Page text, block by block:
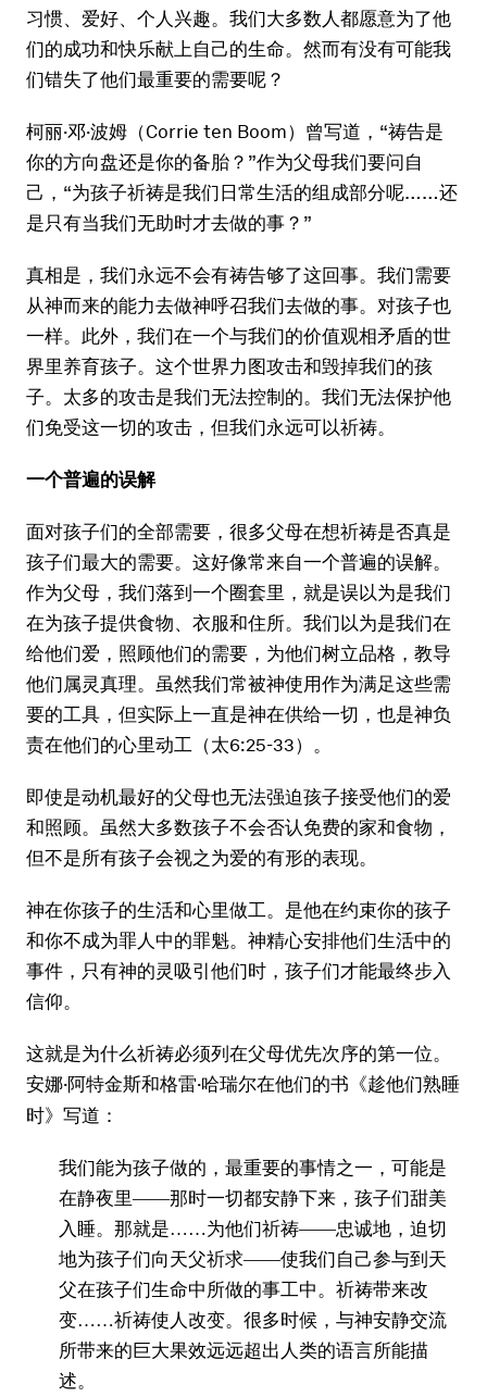
习惯、爱好、个人兴趣。我们大多数人都愿意为了他
们的成功和快乐献上自己的生命。然而有没有可能我
们错失了他们最重要的需要呢？
柯丽·邓·波姆（Corrie ten Boom）曾写道，“祷告是
你的方向盘还是你的备胎？”作为父母我们要问自
己，“为孩子祈祷是我们日常生活的组成部分呢……还
是只有当我们无助时才去做的事？”
真相是，我们永远不会有祷告够了这回事。我们需要
从神而来的能力去做神呼召我们去做的事。对孩子也
一样。此外，我们在一个与我们的价值观相矛盾的世
界里养育孩子。这个世界力图攻击和毁掉我们的孩
子。太多的攻击是我们无法控制的。我们无法保护他
们免受这一切的攻击，但我们永远可以祈祷。
一个普遍的误解
面对孩子们的全部需要，很多父母在想祈祷是否真是
孩子们最大的需要。这好像常来自一个普遍的误解。
作为父母，我们落到一个圈套里，就是误以为是我们
在为孩子提供食物、衣服和住所。我们以为是我们在
给他们爱，照顾他们的需要，为他们树立品格，教导
他们属灵真理。虽然我们常被神使用作为满足这些需
要的工具，但实际上一直是神在供给一切，也是神负
责在他们的心里动工（太6:25-33）。
即使是动机最好的父母也无法强迫孩子接受他们的爱
和照顾。虽然大多数孩子不会否认免费的家和食物，
但不是所有孩子会视之为爱的有形的表现。
神在你孩子的生活和心里做工。是他在约束你的孩子
和你不成为罪人中的罪魁。神精心安排他们生活中的
事件，只有神的灵吸引他们时，孩子们才能最终步入
信仰。
这就是为什么祈祷必须列在父母优先次序的第一位。
安娜·阿特金斯和格雷·哈瑞尔在他们的书 《趁他们熟睡
时》 写道：
我们能为孩子做的，最重要的事情之一，可能是
在静夜里——那时一切都安静下来，孩子们甜美
入睡。那就是……为他们祈祷——忠诚地，迫切
地为孩子们向天父祈求——使我们自己参与到天
父在孩子们生命中所做的事工中。祈祷带来改
变……祈祷使人改变。很多时候，与神安静交流
所带来的巨大果效远远超出人类的语言所能描
述。